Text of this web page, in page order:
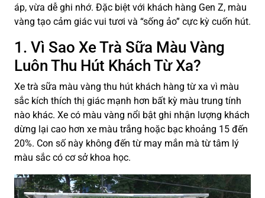
áp, vừa dễ ghi nhớ. Đặc biệt với khách hàng Gen Z, màu
vàng tạo cảm giác vui tươi và “sống ảo” cực kỳ cuốn hút.
1. Vì Sao Xe Trà Sữa Màu Vàng
Luôn Thu Hút Khách Từ Xa?
Xe trà sữa màu vàng thu hút khách hàng từ xa vì màu
sắc kích thích thị giác mạnh hơn bất kỳ màu trung tính
nào khác. Xe có màu vàng nổi bật ghi nhận lượng khách
dừng lại cao hơn xe màu trắng hoặc bạc khoảng 15 đến
20%. Con số này không đến từ may mắn mà từ tâm lý
màu sắc có cơ sở khoa học.